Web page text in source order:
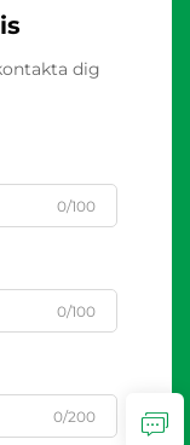
dig
0/100
0/100
0/200